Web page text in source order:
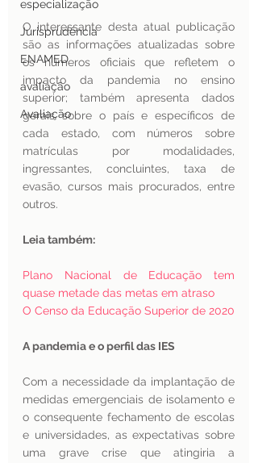
especialização
Jurisprudência
ENAMED
avaliação
Avaliação
O interessante desta atual publicação
são as informações atualizadas sobre
os números oficiais que refletem o
impacto da pandemia no ensino
superior; também apresenta dados
gerais sobre o país e específicos de
cada estado, com números sobre
matrículas por modalidades,
ingressantes, concluintes, taxa de
evasão, cursos mais procurados, entre
outros.
Leia também:
Plano Nacional de Educação tem
quase metade das metas em atraso
O Censo da Educação Superior de 2020
A pandemia e o perfil das IES
Com a necessidade da implantação de
medidas emergenciais de isolamento e
o consequente fechamento de escolas
e universidades, as expectativas sobre
uma grave crise que atingiria a